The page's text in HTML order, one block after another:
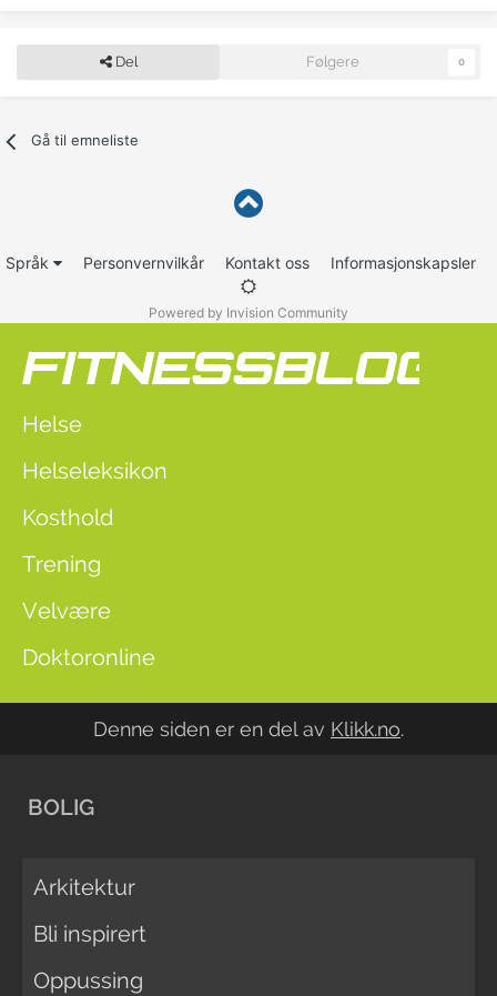
Del Følgere 0
Gå til emneliste
Språk Personvernvilkår Kontakt oss Informasjonskapsler
Powered by Invision Community
Helse
Helseleksikon
Kosthold
Trening
Velvære
Doktoronline
Denne siden er en del av Klikk.no.
BOLIG
Arkitektur
Bli inspirert
Oppussing